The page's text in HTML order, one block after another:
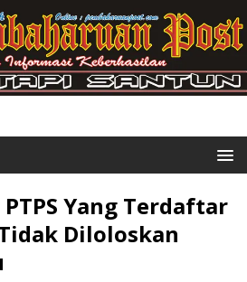
Yang Terdaftar
Diloloskan